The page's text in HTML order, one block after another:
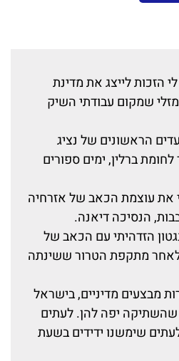
היתה לי הזכות לייצג את מדינת
שמקום עבודתי השיק
הראשונים של נציג
ברלין, ימים ספורים
את עוצמת הכאב של אזרחיה
הנסיכה דיאנה.
בוושינגטון הזדהיתי עם הכאב של
מתקפת הטרור ששינתה
מבצעים מדיניים, בישראל
שהשתיקה יפה להן. לעתים
שימשנו ידידים בשעת